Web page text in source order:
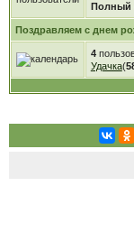
Полный
Поздравляем с днем
4
Удачка(